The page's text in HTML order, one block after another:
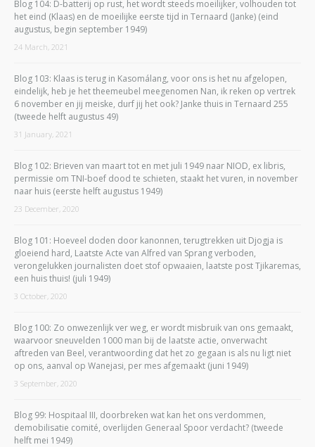
Blog 104: D-batterij op rust, het wordt steeds moeilijker, volhouden tot
het eind (Klaas) en de moeilijke eerste tijd in Ternaard (Janke) (eind
augustus, begin september 1949)
24 March, 2021
Blog 103: Klaas is terug in Kasomálang, voor ons is het nu afgelopen,
eindelijk, heb je het theemeubel meegenomen Nan, ik reken op vertrek
6 november en jij meiske, durf jij het ook? Janke thuis in Ternaard 255
(tweede helft augustus 49)
31 January, 2021
Blog 102: Brieven van maart tot en met juli 1949 naar NIOD, ex libris,
permissie om TNI-boef dood te schieten, staakt het vuren, in november
naar huis (eerste helft augustus 1949)
23 December, 2020
Blog 101: Hoeveel doden door kanonnen, terugtrekken uit Djogja is
gloeiend hard, Laatste Acte van Alfred van Sprang verboden,
verongelukken journalisten doet stof opwaaien, laatste post Tjikaremas,
een huis thuis! (juli 1949)
3 October, 2020
Blog 100: Zo onwezenlijk ver weg, er wordt misbruik van ons gemaakt,
waarvoor sneuvelden 1000 man bij de laatste actie, onverwacht
aftreden van Beel, verantwoording dat het zo gegaan is als nu ligt niet
op ons, aanval op Wanejasi, per mes afgemaakt (juni 1949)
3 September, 2020
Blog 99: Hospitaal III, doorbreken wat kan het ons verdommen,
demobilisatie comité, overlijden Generaal Spoor verdacht? (tweede
helft mei 1949)